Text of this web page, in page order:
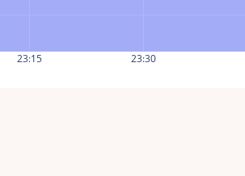
23:15 23:30